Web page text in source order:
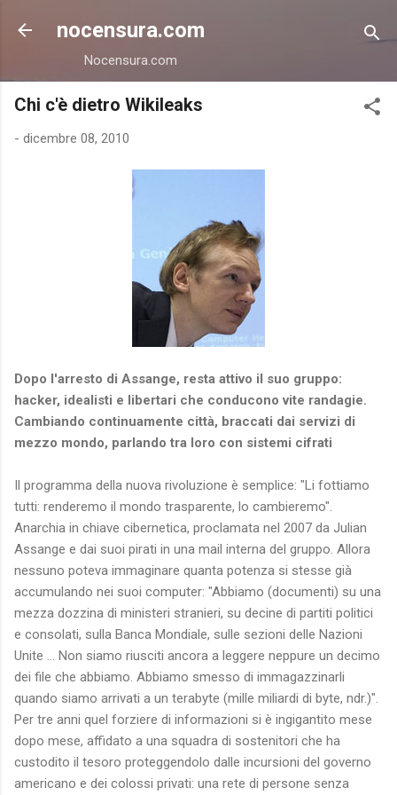
Passa ai contenuti principali
nocensura.com
Nocensura.com
Chi c'è dietro Wikileaks
- dicembre 08, 2010
Dopo l'arresto di Assange, resta attivo il suo gruppo:
hacker, idealisti e libertari che conducono vite randagie.
Cambiando continuamente città, braccati dai servizi di
mezzo mondo, parlando tra loro con sistemi cifrati
Il programma della nuova rivoluzione è semplice: "Li fottiamo
tutti: renderemo il mondo trasparente, lo cambieremo".
Anarchia in chiave cibernetica, proclamata nel 2007 da Julian
Assange e dai suoi pirati in una mail interna del gruppo. Allora
nessuno poteva immaginare quanta potenza si stesse già
accumulando nei suoi computer: "Abbiamo (documenti) su una
mezza dozzina di ministeri stranieri, su decine di partiti politici
e consolati, sulla Banca Mondiale, sulle sezioni delle Nazioni
Unite ... Non siamo riusciti ancora a leggere neppure un decimo
dei file che abbiamo. Abbiamo smesso di immagazzinarli
quando siamo arrivati a un terabyte (mille miliardi di byte, ndr.)".
Per tre anni quel forziere di informazioni si è ingigantito mese
dopo mese, affidato a una squadra di sostenitori che ha
custodito il tesoro proteggendolo dalle incursioni del governo
americano e dei colossi privati: una rete di persone senza